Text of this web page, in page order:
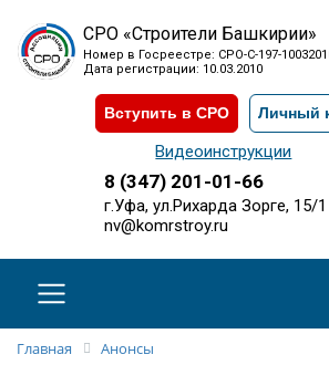
СРО «Строители Башкирии»
Номер в Госреестре: СРО-С-197-
Дата регистрации: 10.03.2010
Вступить в СРО Личный
Видеоинструкции
8 (347) 201-01-66
г.Уфа, ул.Рихарда Зорге, 15/
nv@komrstroy.ru
Главная
Анонсы